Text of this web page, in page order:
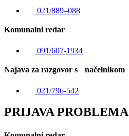
021/889–088
Komunalni redar
091/607-1934
Najava za razgovor s načelnikom
021/796-542
PRIJAVA PROBLEMA